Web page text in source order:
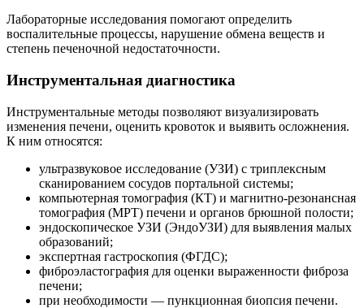
Лабораторные исследования помогают определить
воспалительные процессы, нарушение обмена веществ и
степень печеночной недостаточности.
Инструментальная диагностика
Инструментальные методы позволяют визуализировать
изменения печени, оценить кровоток и выявить осложнения.
К ним относятся:
ультразвуковое исследование (УЗИ) с триплексным
сканированием сосудов портальной системы;
компьютерная томография (КТ) и магнитно-резонансная
томография (МРТ) печени и органов брюшной полости;
эндоскопическое УЗИ (ЭндоУЗИ) для выявления малых
образований;
экспертная гастроскопия (ФГДС);
фиброэластография для оценки выраженности фиброза
печени;
при необходимости — пункционная биопсия печени.